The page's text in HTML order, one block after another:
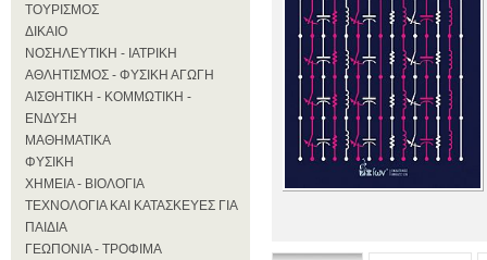
ΤΟΥΡΙΣΜΟΣ
ΔΙΚΑΙΟ
ΝΟΣΗΛΕΥΤΙΚΗ - ΙΑΤΡΙΚΗ
ΑΘΛΗΤΙΣΜΟΣ - ΦΥΣΙΚΗ ΑΓΩΓΗ
ΑΙΣΘΗΤΙΚΗ - ΚΟΜΜΩΤΙΚΗ -
ΕΝΔΥΣΗ
ΜΑΘΗΜΑΤΙΚΑ
ΦΥΣΙΚΗ
ΧΗΜΕΙΑ - ΒΙΟΛΟΓΙΑ
ΤΕΧΝΟΛΟΓΙΑ ΚΑΙ ΚΑΤΑΣΚΕΥΕΣ ΓΙΑ
ΠΑΙΔΙΑ
ΓΕΩΠΟΝΙΑ - ΤΡΟΦΙΜΑ